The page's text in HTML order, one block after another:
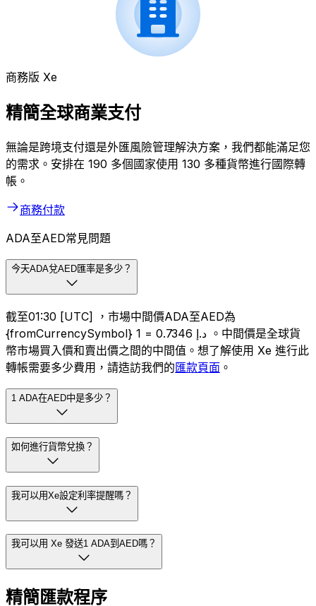
商務版 Xe
精簡全球商業支付
無論是跨境支付還是外匯風險管理解決方案，我們都能滿足您
的需求。安排在 190 多個國家使用 130 多種貨幣進行國際轉
帳。
商務付款
ADA至AED常見問題
今天ADA兌AED匯率是多少？
截至01:30 [UTC] ，市場中間價ADA至AED為
{fromCurrencySymbol} 1 = د.إ 0.7346 。中間價是全球貨
幣市場買入價和賣出價之間的中間值。想了解使用 Xe 進行此
轉帳需要多少費用，請造訪我們的匯款頁面 。
1 ADA在AED中是多少？
如何進行貨幣兌換？
我可以用Xe設定利率提醒嗎？
我可以用 Xe 發送1 ADA到AED嗎？
精簡匯款程序